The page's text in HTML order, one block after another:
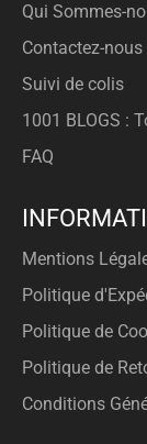
Qui Sommes-
Contactez-nous
Suivi de colis
1001 BLOGS :
FAQ
Mentions
Politique
Politique de
Politique de
Conditions